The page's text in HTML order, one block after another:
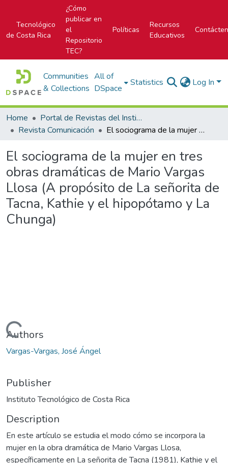
Tecnológico
de Costa Rica
¿Cómo
publicar en
el
Repositorio
TEC?
Políticas
Recursos
Educativos
Communities
& Collections
All of
DSpace
Statistics Log In
Home
Portal de Revistas del Instituto Tecnológico de Costa Rica
Revista Comunicación
El sociograma de la mujer en tres obras dramáticas de Mario Vargas Llosa (A propósito de La señorita de Tacna, Kathie y el hipopótamo y La Chunga)
El sociograma de la mujer en tres
obras dramáticas de Mario Vargas
Llosa (A propósito de La señorita de
Tacna, Kathie y el hipopótamo y La
Chunga)
Loading...
Authors
Vargas-Vargas, José Ángel
Publisher
Instituto Tecnológico de Costa Rica
Description
En este artículo se estudia el modo cómo se incorpora la
mujer en la obra dramática de Mario Vargas Llosa,
específicamente en La señorita de Tacna (1981), Kathie y el